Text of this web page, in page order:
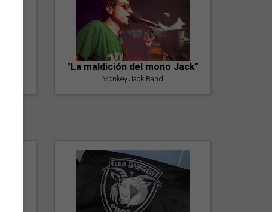
"La maldición del mono Jack"
Monkey Jack Band